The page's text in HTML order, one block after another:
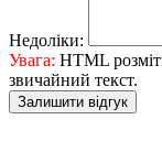
Недоліки:
Увага: HTML
звичайний текст.
Залишити відгук